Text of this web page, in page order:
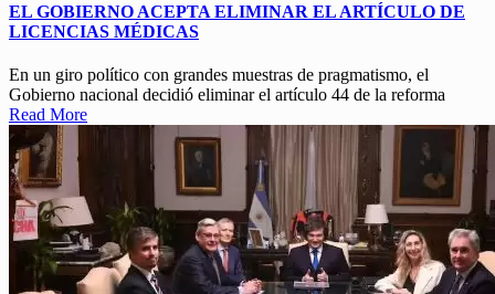
EL GOBIERNO ACEPTA ELIMINAR EL ARTÍCULO DE
LICENCIAS MÉDICAS
En un giro político con grandes muestras de pragmatismo, el
Gobierno nacional decidió eliminar el artículo 44 de la reforma
Read More